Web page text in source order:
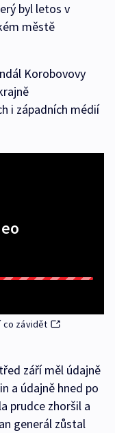
byl letos v
městě
Korobovovy
i západních médií
co závidět
září měl údajně
a údajně hned po
prudce zhoršil a
generál zůstal